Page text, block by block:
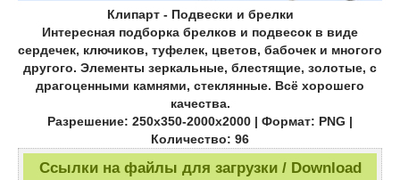
Клипарт - Подвески и брелки
Интересная подборка брелков и подвесок в виде
сердечек, ключиков, туфелек, цветов, бабочек и многого
другого. Элементы зеркальные, блестящие, золотые, с
драгоценными камнями, стеклянные. Всё хорошего
качества.
Разрешение: 250х350-2000х2000 | Формат: PNG |
Количество: 96
Ссылки на файлы для загрузки / Download